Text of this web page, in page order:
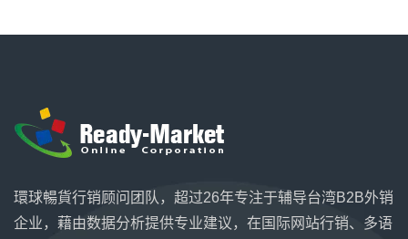
環球暢貨行销顾问团队，超过26年专注于辅导台湾B2B外销
企业，藉由数据分析提供专业建议，在国际网站行销、多语